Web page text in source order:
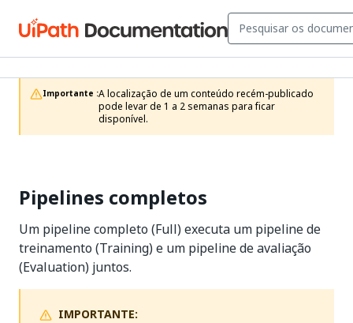
Importante :A localização de um conteúdo recém-publicado
pode levar de 1 a 2 semanas para ficar
disponível.
Pipelines completos
Um pipeline completo (Full) executa um pipeline de
treinamento (Training) e um pipeline de avaliação
(Evaluation) juntos.
IMPORTANTE: